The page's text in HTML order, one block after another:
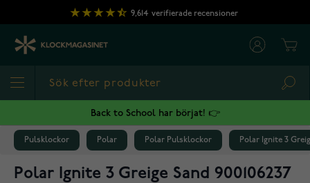
Hoppa till innehållet
9,614 verifierade recensioner
Back to School har börjat! 👉
Pulsklockor Polar Polar Pulsklockor Polar Ignite 3
Polar Ignite 3 Greige Sand 900106237